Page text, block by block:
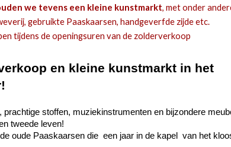
we tevens een kleine kunstmarkt, met onder
gebruikte Paaskaarsen, handgeverfde zijde etc.
tijdens de openingsuren van de zolderverkoop
en kleine kunstmarktin het
prachtige stoffen, muziekinstrumenten en bijzondere
tweede leven!
oude Paaskaarsen die een jaar in de kapel van het